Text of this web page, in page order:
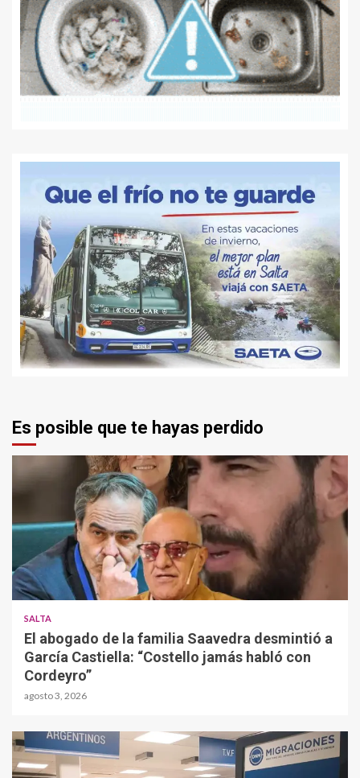
Es posible que te hayas perdido
SALTA
El abogado de la familia Saavedra desmintió a
García Castiella: “Costello jamás habló con
Cordeyro”
agosto 3, 2026